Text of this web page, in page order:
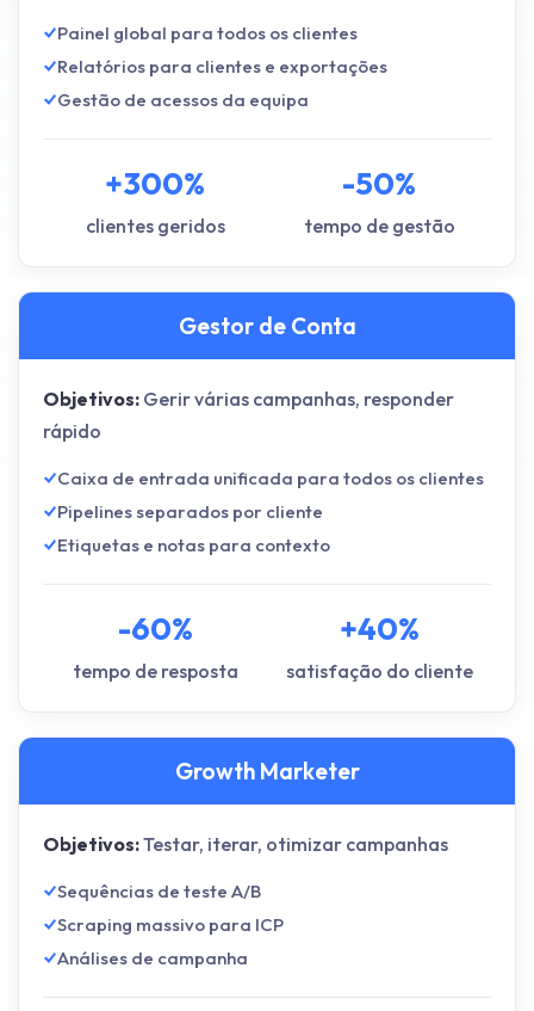
Painel global para todos os clientes
Relatórios para clientes e exportações
Gestão de acessos da equipa
+300%
clientes geridos
-50%
tempo de gestão
Gestor de Conta
Objetivos: Gerir várias campanhas, responder
rápido
Caixa de entrada unificada para todos os clientes
Pipelines separados por cliente
Etiquetas e notas para contexto
-60%
tempo de resposta
+40%
satisfação do cliente
Growth Marketer
Objetivos:Testar, iterar, otimizar campanhas
Sequências de teste A/B
Scraping massivo para ICP
Análises de campanha